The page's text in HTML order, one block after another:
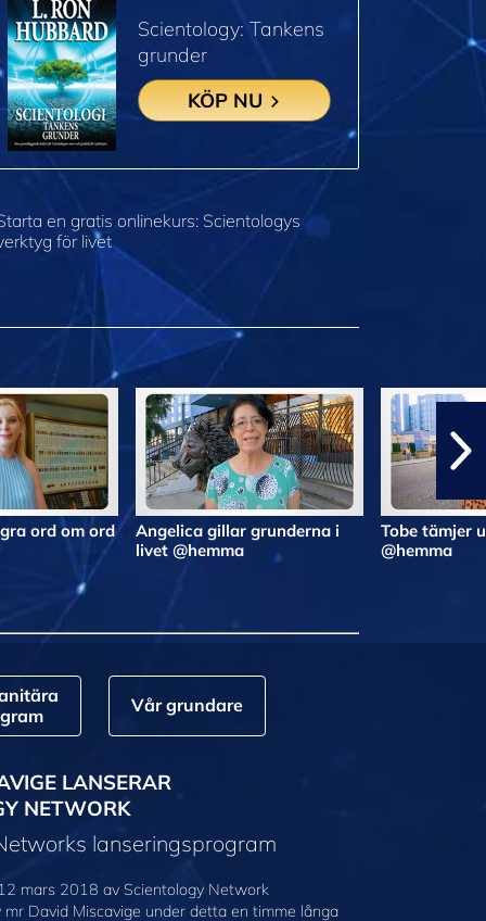
Scientology: Tankens
grunder
KÖP NU
en gratis onlinekurs: Scientologys
för livet
ord om ord
Angelica gillar grunderna i
livet @hemma
Tobe tämjer
@hemma
Vår grundare
LANSERAR
NETWORK
lanseringsprogram
mars 2018 av Scientology Network
David Miscavige under detta en timme långa